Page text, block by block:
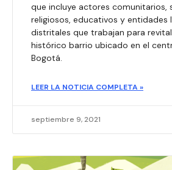
que incluye actores comunitarios,
religiosos, educativos y entidades
distritales que trabajan para
histórico barrio ubicado en el
Bogotá.
LEER LA NOTICIA COMPLETA »
septiembre 9, 2021